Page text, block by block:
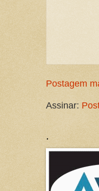
Postagem
Assinar:
.